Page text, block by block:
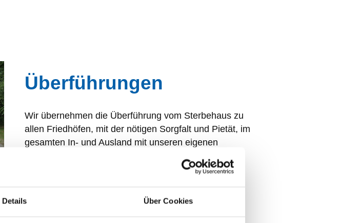
Details Über Cookies
Überführungen
Wir übernehmen die Überführung vom Sterbehaus zu
allen Friedhöfen, mit der nötigen Sorgfalt und Pietät, im
gesamten In- und Ausland mit unseren eigenen
Verstorbenen mit großer Sorgfalt an und betten sie